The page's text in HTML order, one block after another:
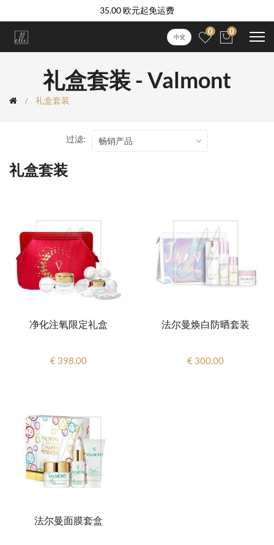
35.00 欧元起免运费
中文
0 0
礼盒套装 - Valmont
礼盒套装
礼盒套装
过滤: 畅销产品
净化注氧限定礼盒
€ 398.00
法尔曼焕白防晒套装
€ 300.00
法尔曼面膜套盒